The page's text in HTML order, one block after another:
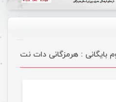
بایگانی : هرمزگانی دات نت